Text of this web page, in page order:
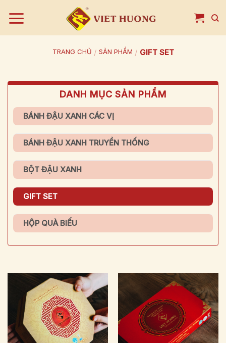
qua
TRANG CHỦ / SẢN PHẨM / GIFT SET
DANH MỤC SẢN PHẨM
BÁNH ĐẬU XANH CÁC VỊ
BÁNH ĐẬU XANH TRUYỀN THỐNG
BỘT ĐẬU XANH
GIFT SET
HỘP QUÀ BIẾU